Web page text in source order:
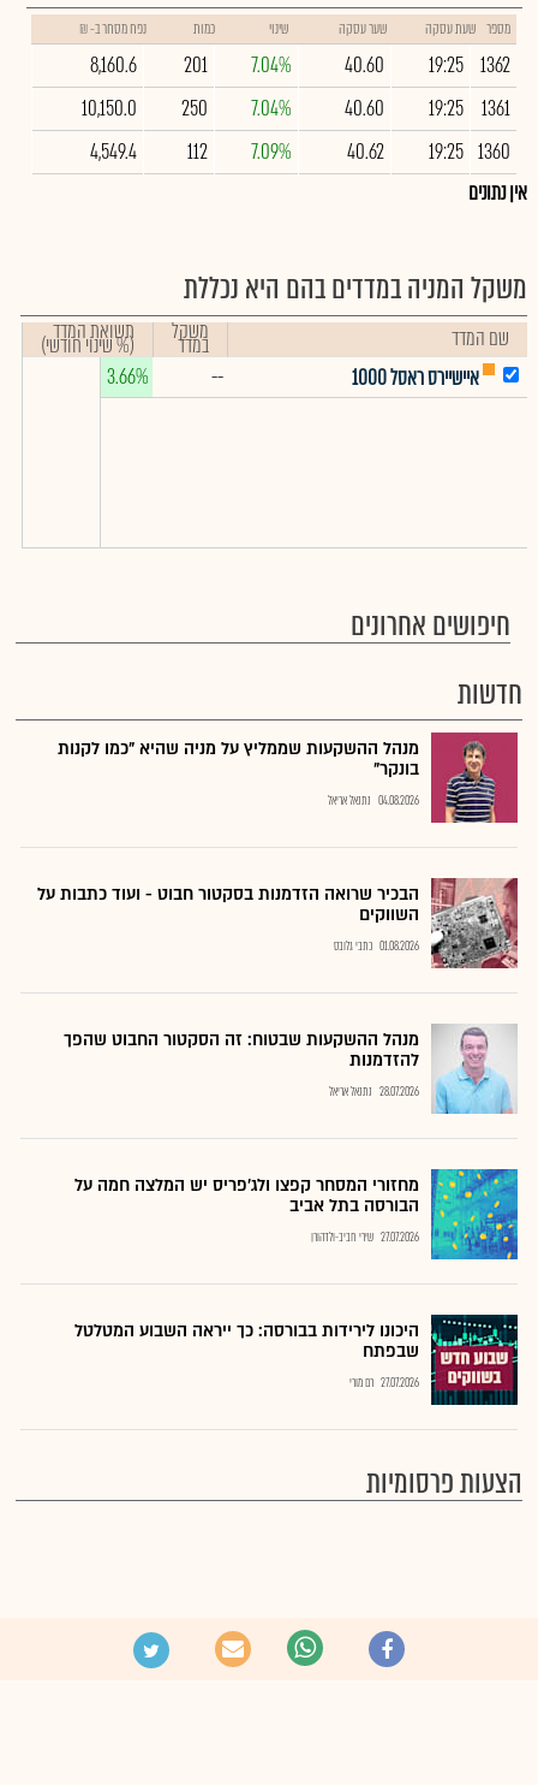
מספר שעת עסקה שער עסקה שינוי כמות נפח מסחר ב- ₪
1362
19:25
40.60
7.04%
201
8,160.6
1361
19:25
40.60
7.04%
250
10,150.0
1360
19:25
40.62
7.09%
112
4,549.4
אין נתונים
משקל המניה במדדים בהם היא נכללת
שם המדד משקל
במדד תשואת המדד
(% שינוי חודשי)
איישיירס ראסל 1000
--
3.66%
חיפושים אחרונים
חדשות
מנהל ההשקעות שממליץ על מניה שהיא "כמו לקנות
בונקר"
04.08.2026 נתנאל אריאל
הבכיר שרואה הזדמנות בסקטור חבוט - ועוד כתבות על
השווקים
01.08.2026 כתבי גלובס
מנהל ההשקעות שבטוח: זה הסקטור החבוט שהפך
להזדמנות
28.07.2026 נתנאל אריאל
מחזורי המסחר קפצו ולג'פריס יש המלצה חמה על
הבורסה בתל אביב
27.07.2026 שירי חביב-ולדהורן
היכונו לירידות בבורסה: כך ייראה השבוע המטלטל
שבפתח
27.07.2026 רם מורי
הצעות פרסומיות